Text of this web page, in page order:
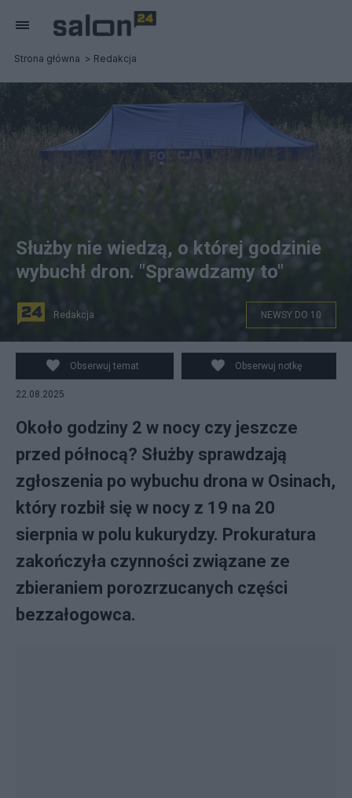
Strona główna Redakcja
Służby nie wiedzą, o której godzinie
wybuchł dron. "Sprawdzamy to"
Redakcja NEWSY DO 10
Obserwuj temat Obserwuj notkę
22.08.2025
Około godziny 2 w nocy czy jeszcze
przed północą? Służby sprawdzają
zgłoszenia po wybuchu drona w Osinach,
który rozbił się w nocy z 19 na 20
sierpnia w polu kukurydzy. Prokuratura
zakończyła czynności związane ze
zbieraniem porozrzucanych części
bezzałogowca.